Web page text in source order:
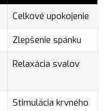
Celkové upokojenie
Zlepšenie spánku
Relaxácia svalov
Stimulácia krvného